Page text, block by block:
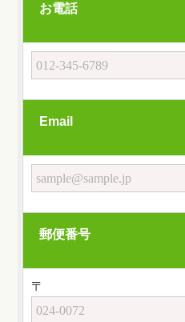
お電話
Email
郵便番号
〒